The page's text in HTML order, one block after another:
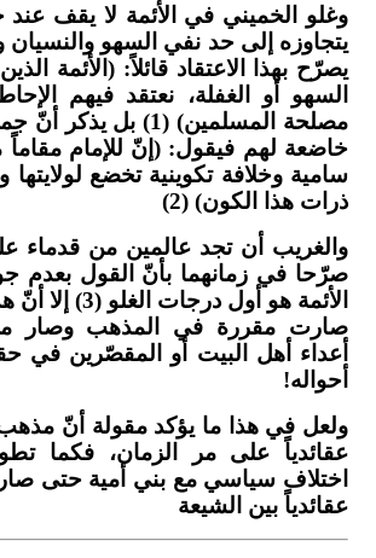
وغلو الخميني في الأئمة لا يقف
يتجاوزه إلى حد نفي السهو والنسيان
يصرّح بهذا الاعتقاد قائلاً: (الأئمة
السهو أو الغفلة، نعتقد فيهم
مصلحة المسلمين) (1) بل
خاضعة لهم فيقول: (إنّ للإمام مقاماً
سامية وخلافة تكوينية تخضع
ذرات هذا الكون) (2)
والغريب أن تجد عالمين من قدماء
صرّحا في زمانهما بأنّ القول بعدم
الأئمة هو أول
صارت مقررة في المذهب وصار
أعداء أهل البيت أو المقصّرين
أحواله!
ولعل في هذا ما يؤكد مقولة أنّ
عقائدياً على مر الزمان، فكما
اختلاف سياسي مع بني أمية حتى صار
عقائدياً بين الشيعة